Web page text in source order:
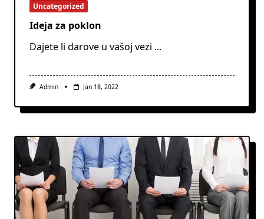
Uncategorized
Ideja za poklon
Dajete li darove u vašoj vezi ...
Admin Jan 18, 2022